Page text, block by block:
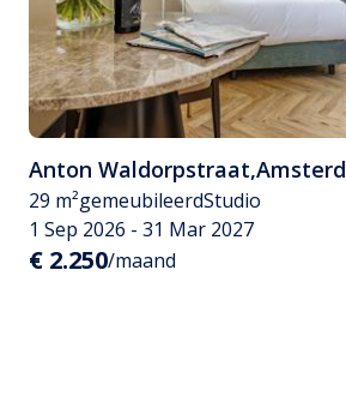
Anton Waldorpstraat,
29 m²gemeubileerdStudio
1 Sep 2026 - 31 Mar 2027
€ 2.250/maand